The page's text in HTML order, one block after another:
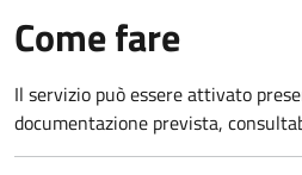
Come fare
Il servizio può essere attivato
documentazione prevista,